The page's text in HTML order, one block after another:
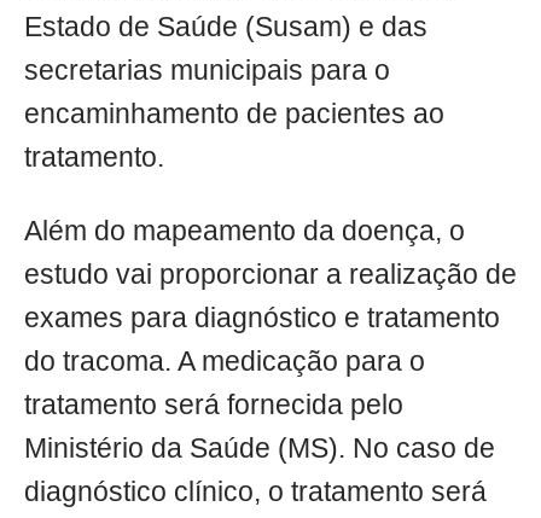
Estado de Saúde (Susam) e das
secretarias municipais para o
encaminhamento de pacientes ao
tratamento.
Além do mapeamento da doença, o
estudo vai proporcionar a realização de
exames para diagnóstico e tratamento
do tracoma. A medicação para o
tratamento será fornecida pelo
Ministério da Saúde (MS). No caso de
diagnóstico clínico, o tratamento será